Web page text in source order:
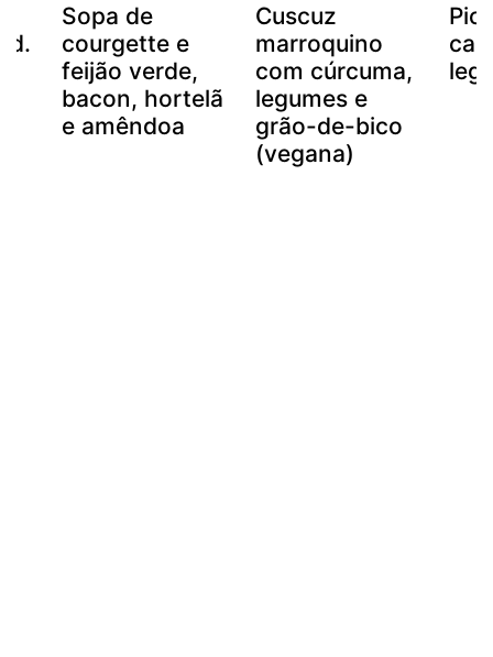
d.
Sopa de
courgette e
feijão verde,
bacon, hortelã
e amêndoa
Cuscuz
marroquino
com cúrcuma,
legumes e
grão-de-bico
(vegana)